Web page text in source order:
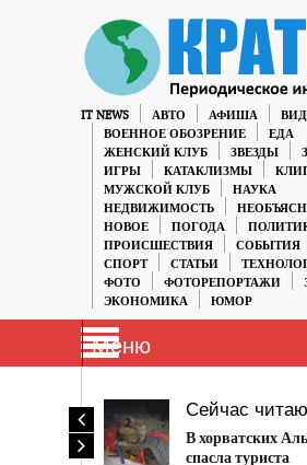
IT NEWS АВТО АФИША
ВОЕННОЕ ОБОЗРЕНИЕ
ЕДА
ЖЕНСКИЙ КЛУБ
ЗВЕЗДЫ
ИГРЫ
КАТАКЛИЗМЫ
МУЖСКОЙ КЛУБ
НАУКА
НЕДВИЖИМОСТЬ
НОВОЕ
ПОГОДА
ПРОИСШЕСТВИЯ
СОБЫТИЯ
СПОРТ
СТАТЬИ
ФОТО
ФОТОРЕПОРТАЖИ
ЭКОНОМИКА
ЮМОР
Меню
Сейчас
В хорватских
спасла туриста